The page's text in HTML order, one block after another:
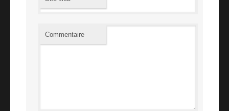
Commentaire